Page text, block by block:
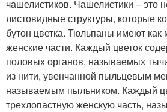
чашелистиков. Чашелистики – это
листовидные структуры, которые
бутон цветка. Тюльпаны имеют как
женские части. Каждый цветок
половых органов, называемых
из нити, увенчанной пыльцевым
называемым пыльником. Каждый
трехлопастную женскую часть,